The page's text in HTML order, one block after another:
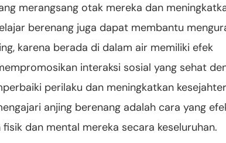
merangsang otak mereka dan
berenang juga dapat membantu
karena berada di dalam air memiliki efek
interaksi sosial yang sehat
perilaku dan meningkatkan
anjing berenang adalah cara yang
dan mental mereka secara keseluruhan.